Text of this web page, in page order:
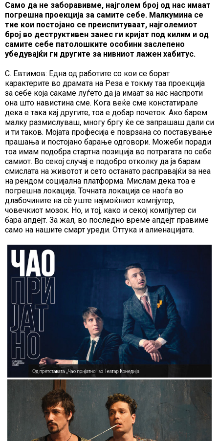
Само да не заборавивме, најголем број од нас имаат
погрешна проекција за самите себе. Малкумина се
тие кои постојано се преиспитуваат, најголемиот
број во деструктивен занес ги кријат под килим и од
самите себе патолошките особини заслепено
убедувајќи ги другите за нивниот лажен хабитус.
С. Евтимов: Една од работите со кои се борат
карактерите во драмата на Реза е токму таа проекција
за себе која сакаме луѓето да ја имаат за нас наспроти
она што навистина сме. Кога веќе сме констатирале
дека е така кај другите, тоа е добар почеток. Ако барем
малку размислуваш, многу бргу ќе се запрашаш дали си
и ти таков. Мојата професија е поврзана со поставување
прашања и постојано барање одговори. Можеби поради
тоа имам подобра стартна позиција во потрагата по себе
самиот. Во секој случај е подобро отколку да ја барам
смислата на животот и сето останато расправајќи за неа
на рендом социјална платформа. Мислам дека тоа е
погрешна локација. Точната локација се наоѓа во
длабочините на сè уште најмоќниот компјутер,
човечкиот мозок. Но, и тој, како и секој компјутер си
бара апдејт. За жал, во последно време апдејт правиме
само на нашите смарт уреди. Оттука и алиенацијата.